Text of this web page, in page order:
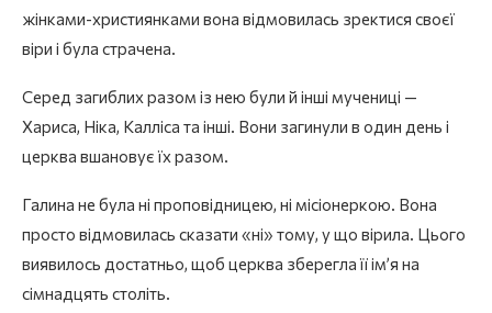
жінками-християнками вона відмовилась зректися своєї
віри і була страчена.
Серед загиблих разом із нею були й інші мучениці —
Хариса, Ніка, Калліса та інші. Вони загинули в один день і
церква вшановує їх разом.
Галина не була ні проповідницею, ні місіонеркою. Вона
просто відмовилась сказати «ні» тому, у що вірила. Цього
виявилось достатньо, щоб церква зберегла її ім’я на
сімнадцять століть.